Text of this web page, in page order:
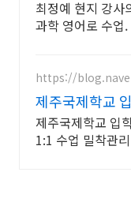
영어로 수학,
최정예 현지 강사
과학 영어로 수업
https://
제주국제학교
제주국제학교 입
1:1 수업 밀착관